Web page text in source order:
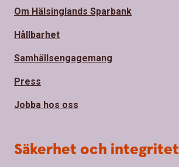
Om Hälsinglands Sparbank
Hållbarhet
Samhällsengagemang
Press
Jobba hos oss
Säkerhet och integritet